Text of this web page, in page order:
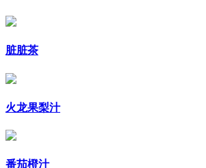
脏脏茶
火龙果梨汁
番茄橙汁